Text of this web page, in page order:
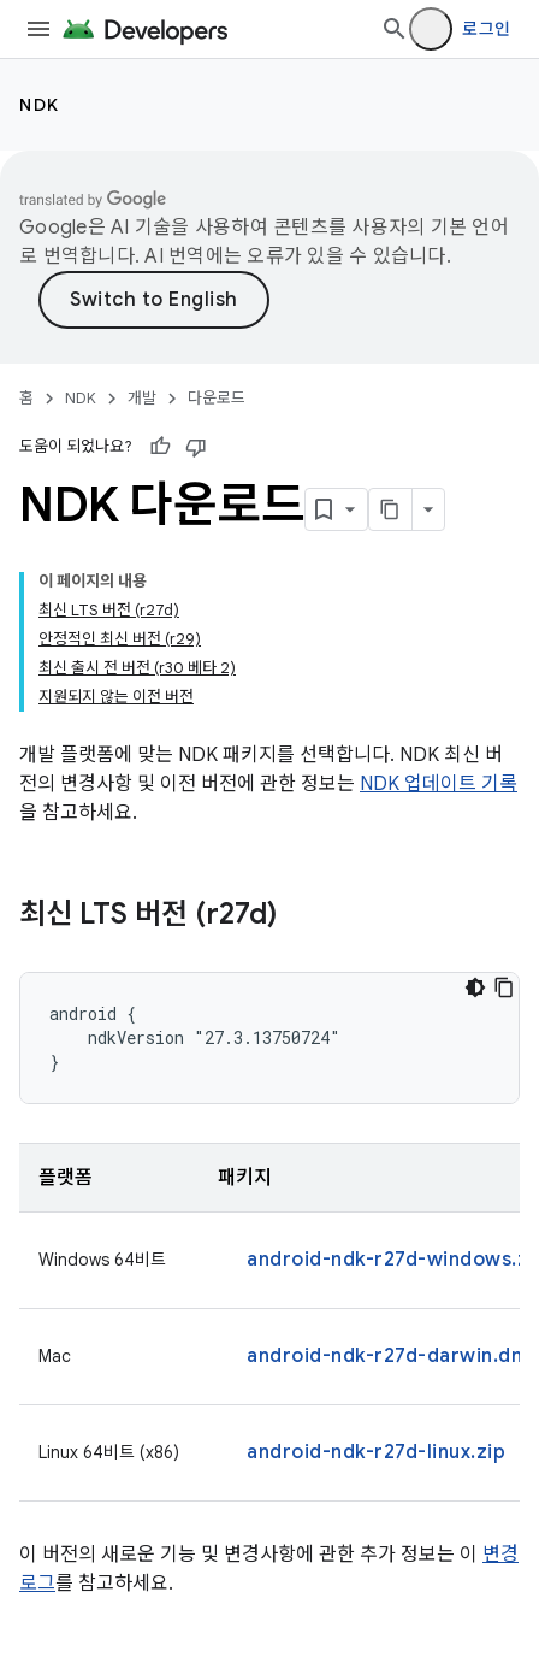
로그인
NDK
Google은 AI 기술을 사용하여 콘텐츠를 사용자의 기본 언어
로 번역합니다. AI 번역에는 오류가 있을 수 있습니다.
홈 NDK 개발 다운로드
도움이 되었나요?
NDK 다운로드
이 페이지의 내용
최신 LTS 버전 (r27d)
안정적인 최신 버전 (r29)
최신 출시 전 버전 (r30 베타 2)
지원되지 않는 이전 버전
개발 플랫폼에 맞는 NDK 패키지를 선택합니다. NDK 최신 버
전의 변경사항 및 이전 버전에 관한 정보는 NDK 업데이트 기록
을 참고하세요.
최신 LTS 버전 (r27d)
android {
    ndkVersion "27.3.13750724"
}
플랫폼 패키지
Windows 64비트 android-ndk-r27d-
Mac android-ndk-r27d-
Linux 64비트 (x86) android-ndk-r27d-linux.zip
이 버전의 새로운 기능 및 변경사항에 관한 추가 정보는 이 변경
로그를 참고하세요.